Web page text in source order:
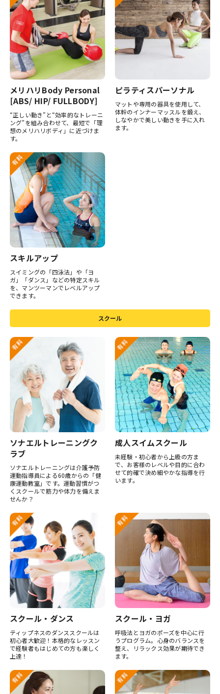
メリハリBody Personal
[ABS/ HIP/ FULLBODY]
“正しい動き”と“効率的なトレーニ
ング”を組み合わせて、最短で「理
想のメリハリボディ」に近づけま
す。
ピラティスパーソナル
マットや専用の器具を使用して、
体幹のインナーマッスルを鍛え、
しなやかで美しい動きを手に入れ
ます。
スキルアップ
スイミングの「四泳法」や「ヨ
ガ」「ダンス」などの特定スキル
を、マンツーマンでレベルアップ
できます。
スクール
ソナエルトレーニングク
ラブ
ソナエルトレーニングは介護予防
運動指導員による60歳からの「健
康運動教室」です。運動習慣がつ
くスクールで筋力や体力を備えま
せんか？
成人スイムスクール
未経験・初心者から上級の方ま
で、お客様のレベルや目的に合わ
せて的確で決め細やかな指導を行
います。
スクール・ダンス
ティップネスのダンススクールは
初心者大歓迎！本格的なレッスン
で経験者もはじめての方も楽しく
上達！
スクール・ヨガ
呼吸法とヨガのポーズを中心に行
うプログラム。心身のバランスを
整え、リラックス効果が期待でき
ます。